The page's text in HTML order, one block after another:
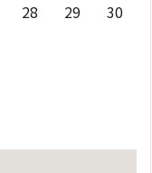
28 29 30